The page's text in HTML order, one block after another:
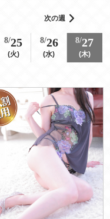
次の週
8/25
(火)
8/26
(水)
8/27
(木)